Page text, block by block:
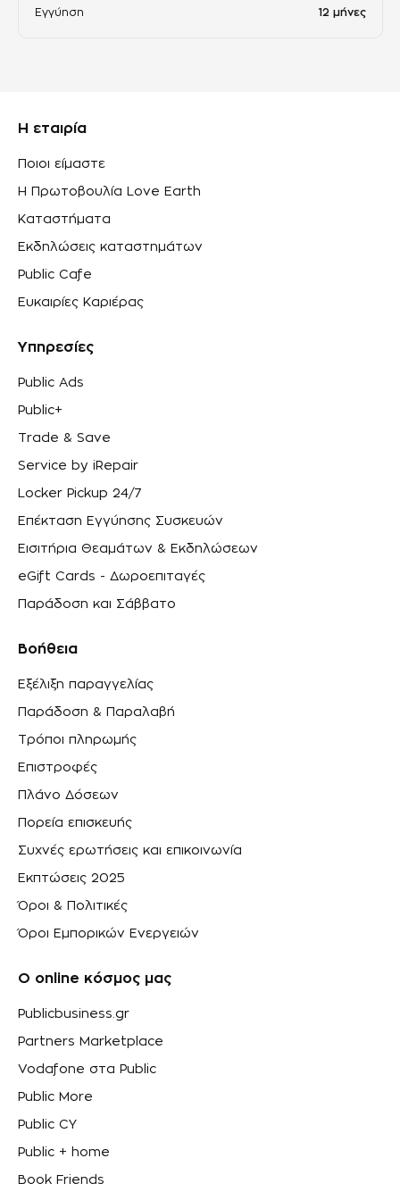
Εγγύηση 12 μήνες
Η εταιρία
Ποιοι είμαστε
Η Πρωτοβουλία Love Earth
Καταστήματα
Εκδηλώσεις καταστημάτων
Public Cafe
Ευκαιρίες Καριέρας
Υπηρεσίες
Public Ads
Public+
Trade & Save
Service by iRepair
Locker Pickup 24/7
Επέκταση Εγγύησης Συσκευών
Εισιτήρια Θεαμάτων & Εκδηλώσεων
eGift Cards - Δωροεπιταγές
Παράδοση και Σάββατο
Βοήθεια
Εξέλιξη παραγγελίας
Παράδοση & Παραλαβή
Τρόποι πληρωμής
Επιστροφές
Πλάνο Δόσεων
Πορεία επισκευής
Συχνές ερωτήσεις και επικοινωνία
Εκπτώσεις 2025
Όροι & Πολιτικές
Όροι Εμπορικών Ενεργειών
Ο online κόσμος μας
Publicbusiness.gr
Partners Marketplace
Vodafone στα Public
Public More
Public CY
Public + home
Book Friends